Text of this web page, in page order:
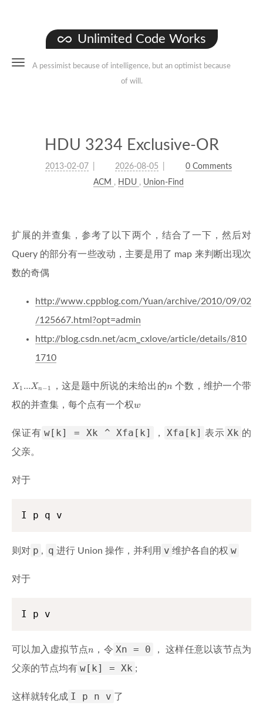
Unlimited Code Works
A pessimist because of intelligence, but an optimist because
of will.
HDU 3234 Exclusive-OR
2013-02-07 2026-08-05
0 Comments
ACM , HDU , Union-Find
扩展的并查集，参考了以下两个，结合了一下，然后对
Query 的部分有一些改动，主要是用了 map 来判断出现次
数的奇偶
http://www.cppblog.com/Yuan/archive/2010/09/02
/125667.html?opt=admin
http://blog.csdn.net/acm_cxlove/article/details/810
1710
X_1...X_{n-
1}
X1 ... Xn−1 ，这是题中所说的未给出的n 个数，维护一个带
权的并查集，每个点有一个权w
保证有 w[k] = Xk ^ Xfa[k] ， Xfa[k] 表示 Xk 的
父亲。
对于
I p q v
则对 p , q 进行 Union 操作，并利用 v 维护各自的权 w
对于
I p v
可以加入虚拟节点n ，令 Xn = 0
， 这样任意以该节点为
父亲的节点均有 w[k] = Xk ;
这样就转化成 I p n v 了